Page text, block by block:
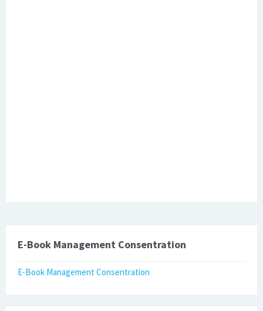
E-Book Management Consentration
E-Book Management Consentration